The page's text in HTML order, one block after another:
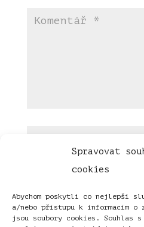
Spravovat
cookies
Abychom poskytli co nejlepší
a/nebo přístupu k informacím
jsou soubory cookies. Souhlas